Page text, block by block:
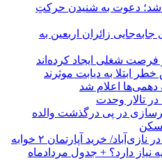
شد؛ دعوت به شنیدن حرکتِ
جابه‌جایی زائران اربعین به‌
ابتلا به دیابت موثرند
دهمی‌ها اعلام شد
تالار وحدت
در پی درگذشت والده
لیست قیمت خرید مسکن در نازی‌آباد/ خرید آپارتمان ۲ خوابه
دارد؟ + جدول مردادماه